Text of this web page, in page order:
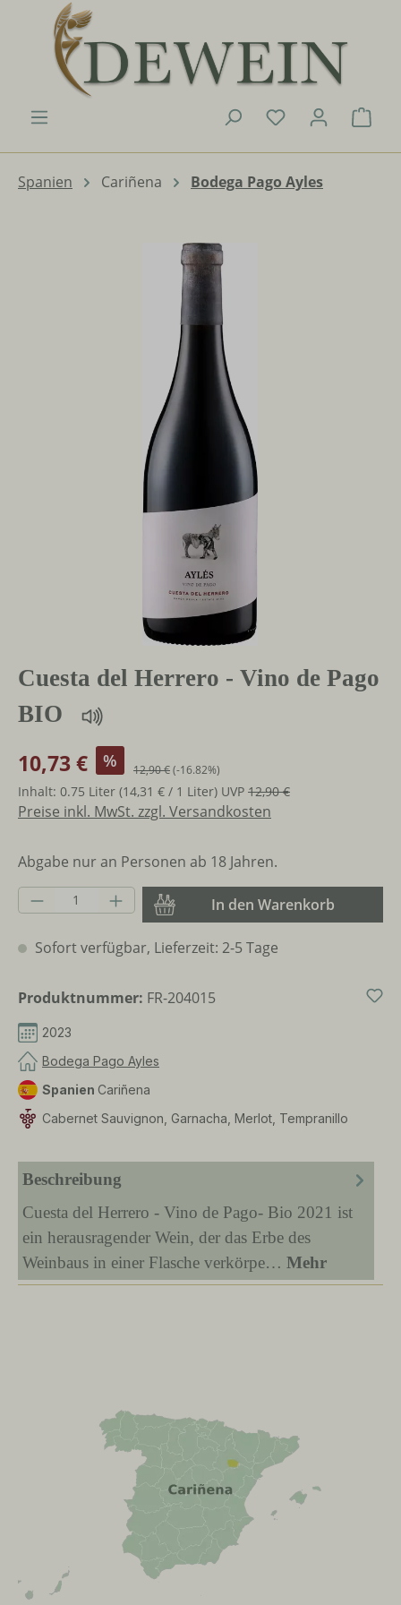
Zum Hauptinhalt springen
Du hast 0
Spanien Cariñena Bodega Pago Ayles
Cuesta del Herrero - Vino de Pago
BIO
10,73 € % 12,90 €(-16.82%)
Inhalt: 0.75 Liter (14,31 € / 1 Liter) UVP 12,90 €
Preise inkl. MwSt. zzgl. Versandkosten
Abgabe nur an Personen ab 18 Jahren.
Produkt Anzahl: Gib den gewünschten
In den Warenkorb
Sofort verfügbar, Lieferzeit: 2-5 Tage
Produktnummer: FR-204015
2023
Bodega Pago Ayles
Spanien Cariñena
Cabernet Sauvignon, Garnacha, Merlot, Tempranillo
Beschreibung
Cuesta del Herrero - Vino de Pago- Bio 2021 ist
ein herausragender Wein, der das Erbe des
Weinbaus in einer Flasche verkörpe… Mehr